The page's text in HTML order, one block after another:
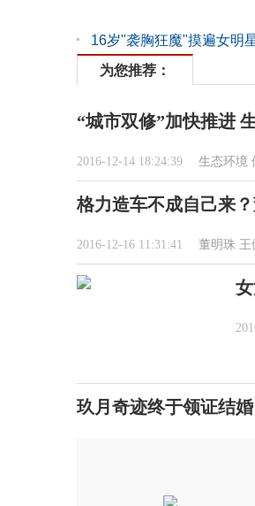
16岁"袭胸狂魔"摸遍女明
为您推荐：
“城市双修”加快推进
2016-12-14 18:24:39 生态环境
格力造车不成自己来
2016-12-16 11:31:41 董明珠 王
玖月奇迹终于领证结